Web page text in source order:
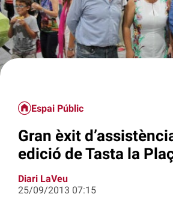
Espai Públic
Gran èxit
edició de Tasta la
Diari LaVeu
25/09/2013 07:15